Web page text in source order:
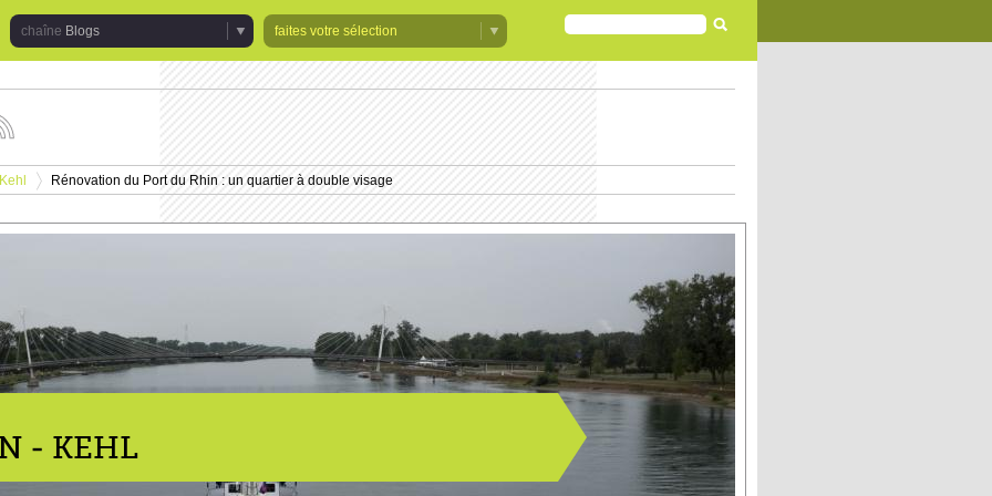
Blogs
faites votre sélection
FORMULAIRE
DE
RECHERCHE
>
Rénovation du Port du Rhin : un quartier à double visage
- KEHL